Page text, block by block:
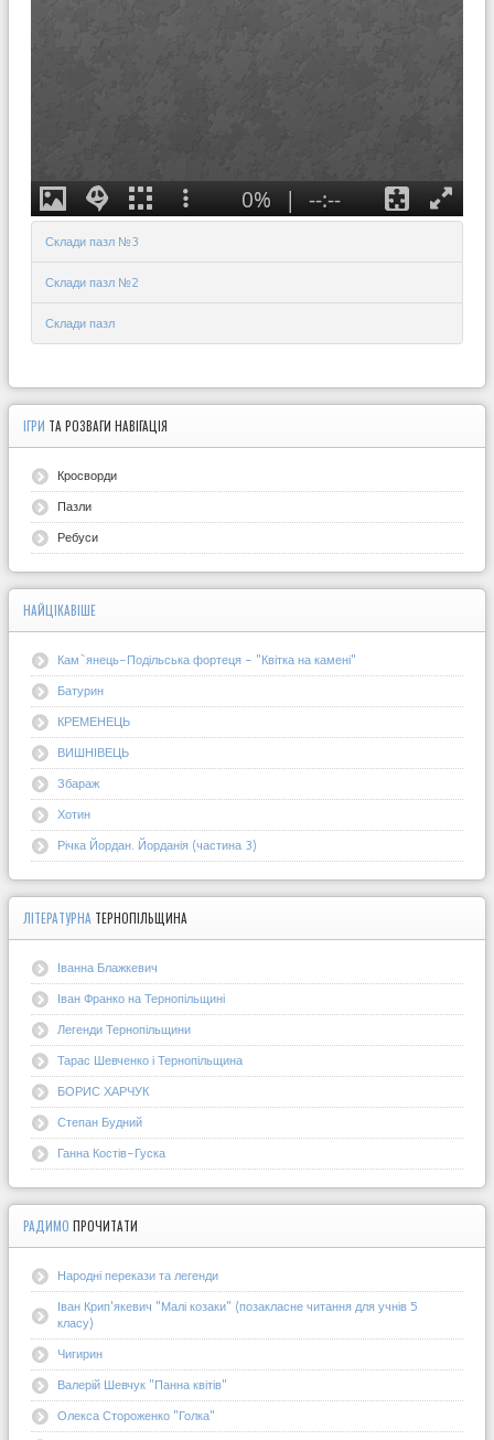
Склади пазл №3
Склади пазл №2
Склади пазл
ІГРИ ТА РОЗВАГИ НАВІГАЦІЯ
Кросворди
Пазли
Ребуси
НАЙЦІКАВІШЕ
Кам`янець-Подільська фортеця - "Квітка на камені"
Батурин
КРЕМЕНЕЦЬ
ВИШНІВЕЦЬ
Збараж
Хотин
Річка Йордан. Йорданія (частина 3)
ЛІТЕРАТУРНА ТЕРНОПІЛЬЩИНА
Іванна Блажкевич
Іван Франко на Тернопільщині
Легенди Тернопільщини
Тарас Шевченко і Тернопільщина
БОРИС ХАРЧУК
Степан Будний
Ганна Костів-Гуска
РАДИМО ПРОЧИТАТИ
Народні перекази та легенди
Іван Крип'якевич "Малі козаки" (позакласне читання для учнів 5
класу)
Чигирин
Валерій Шевчук "Панна квітів"
Олекса Стороженко "Голка"